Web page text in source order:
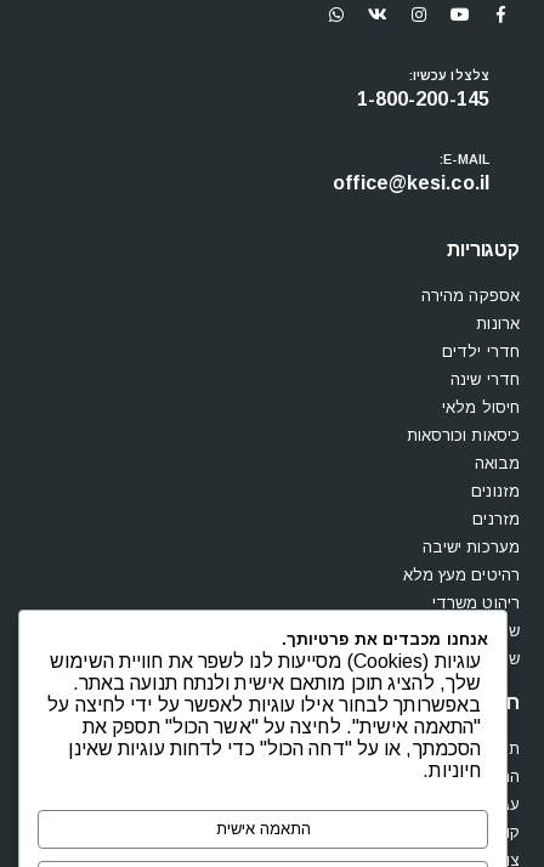
צלצלו עכשיו:
1-800-200-145
E-MAIL:
office@kesi.co.il
קטגוריות
אספקה מהירה
ארונות
חדרי ילדים
חדרי שינה
חיסול מלאי
כיסאות וכורסאות
מבואה
מזנונים
מזרנים
מערכות ישיבה
רהיטים מעץ מלא
ריהוט משרדי
שולחנות
שידות וקומודות
חנות
תקנון
החשבון שלי
עגלת קניות
קופה
צור קשר
אנחנו מכבדים את פרטיותך.
עוגיות (Cookies) מסייעות לנו לשפר את חוויית השימוש
שלך, להציג תוכן מותאם אישית ולנתח תנועה באתר.
באפשרותך לבחור אילו עוגיות לאפשר על ידי לחיצה על
"התאמה אישית". לחיצה על "אשר הכול" תספק את
הסכמתך, או על "דחה הכול" כדי לדחות עוגיות שאינן
חיוניות.
התאמה אישית